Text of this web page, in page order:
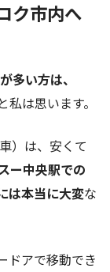
ク市内へ
多い方は、
私は思います。
）は、安くて
ー中央駅での
は本当に大変な
ドアで移動でき